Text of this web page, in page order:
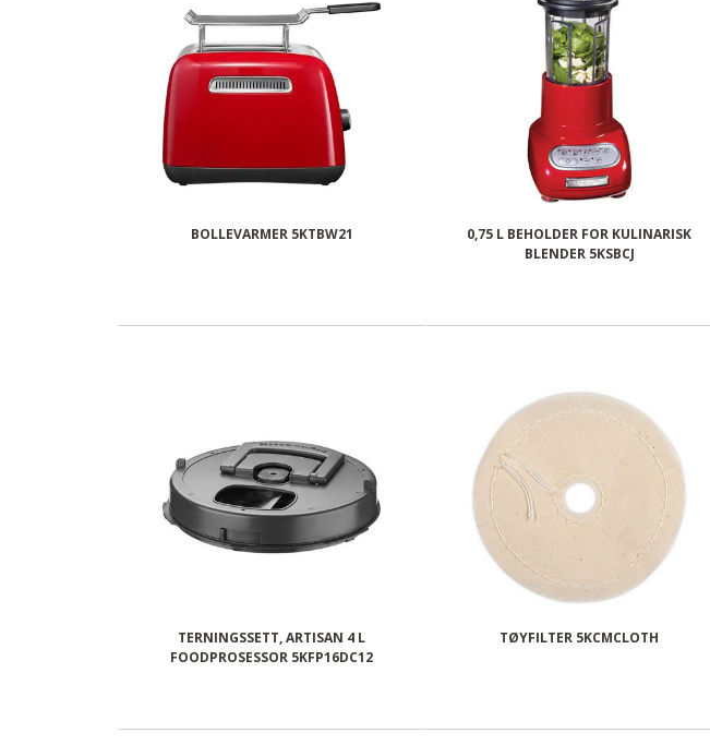
BOLLEVARMER 5KTBW21
0,75 L BEHOLDER FOR KULINARISK
BLENDER 5KSBCJ
TERNINGSSETT, ARTISAN 4 L
FOODPROSESSOR 5KFP16DC12
TØYFILTER 5KCMCLOTH